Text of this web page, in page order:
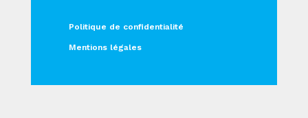
Politique de confidentialité
Mentions légales